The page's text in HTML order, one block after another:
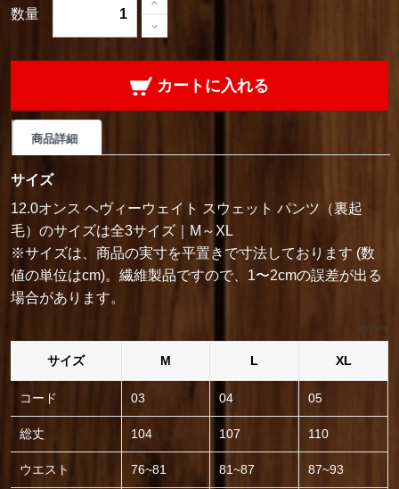
数量
カートに入れる
商品詳細
サイズ
12.0オンス ヘヴィーウェイト スウェット パンツ（裏起
毛）のサイズは全3サイズ｜M～XL
※サイズは、商品の実寸を平置きで寸法しております (数
値の単位はcm)。繊維製品ですので、1〜2cmの誤差が出る
場合があります。
単位:cm
サイズ M L XL
コード 03 04 05
総丈 104 107 110
ウエスト 76~81 81~87 87~93